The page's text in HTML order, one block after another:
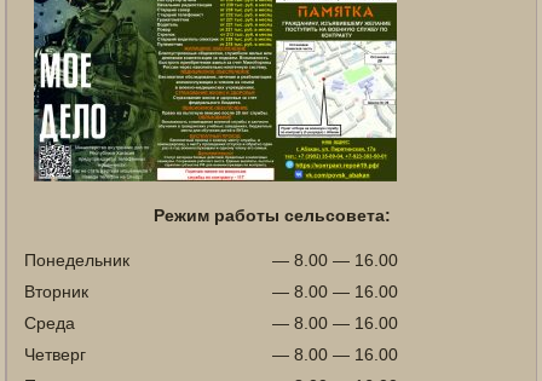
Режим работы сельсовета:
Понедельник
— 8.00 — 16.00
Вторник
— 8.00 — 16.00
Среда
— 8.00 — 16.00
Четверг
— 8.00 — 16.00